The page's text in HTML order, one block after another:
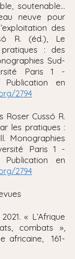
soutenable…
neuve pour
des
R. (éd.), Le
: des
Sud-
Paris 1 -
Publication en
2794
Roser Cussó R.
les pratiques :
Monographies
Paris 1 -
Publication en
2794
« L’Afrique
combats »,
africaine, 161-